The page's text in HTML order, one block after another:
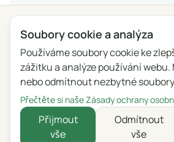
Ochrana osobních údajůPodmínky
Seznam změnNastavení
English
Polski Português
Deutsch
Italiano Español
Українська
Čeština
Soubory cookie a analýza
Používáme soubory cookie ke
zážitku a analýze používání
nebo odmítnout nezbytné
Přečtěte si naše Zásady ochrany
Přijmout
vše
Odmítnout
vše